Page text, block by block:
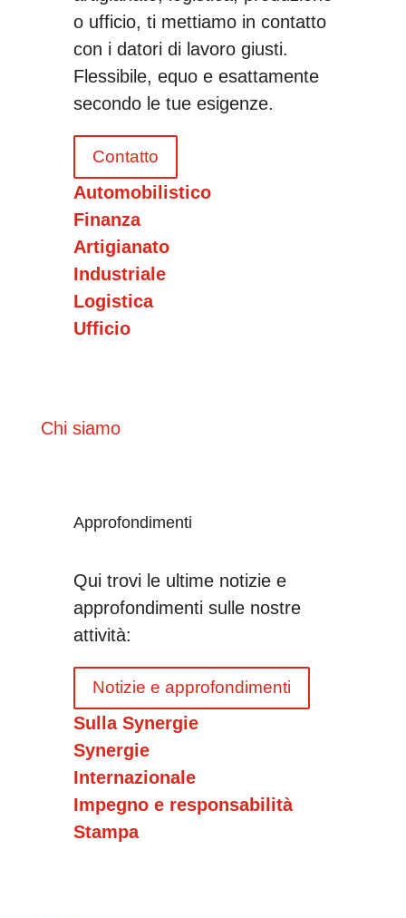
o ufficio, ti mettiamo in contatto
con i datori di lavoro giusti.
Flessibile, equo e esattamente
secondo le tue esigenze.
Contatto
Automobilistico
Finanza
Artigianato
Industriale
Logistica
Ufficio
Chi siamo
Approfondimenti
Qui trovi le ultime notizie e
approfondimenti sulle nostre
attività:
Notizie e approfondimenti
Sulla Synergie
Synergie
Internazionale
Impegno e responsabilità
Stampa